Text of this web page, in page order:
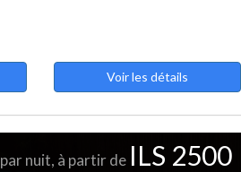
Voir les détails
par nuit, à partir de ILS 2500